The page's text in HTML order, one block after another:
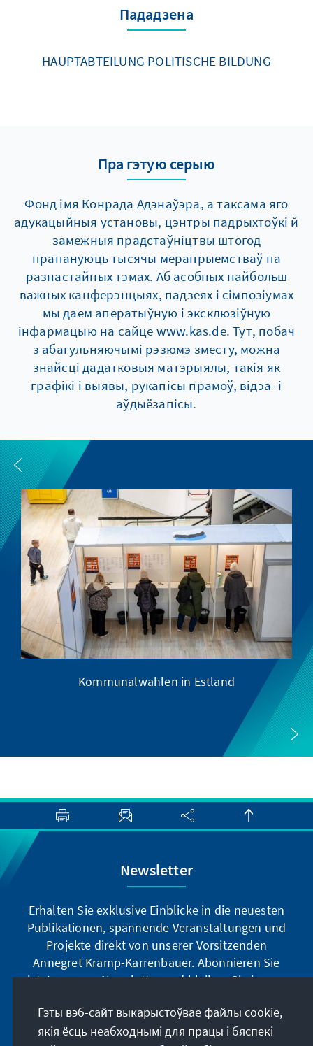
Пададзена
HAUPTABTEILUNG POLITISCHE BILDUNG
Пра гэтую серыю
Фонд імя Конрада Адэнаўэра, а таксама яго
адукацыйныя установы, цэнтры падрыхтоўкі й
замежныя прадстаўніцтвы штогод
прапануюць тысячы мерапрыемстваў па
разнастайных тэмах. Аб асобных найбольш
важных канферэнцыях, падзеях і сімпозіумах
мы даем аператыўную і эксклюзіўную
інфармацыю на сайце www.kas.de. Тут, побач
з абагульняючымі рэзюмэ зместу, можна
знайсці дадатковыя матэрыялы, такія як
графікі і выявы, рукапісы прамоў, відэа- і
аўдыёзапісы.
Kommunalwahlen in Estland
Newsletter
Erhalten Sie exklusive Einblicke in die neuesten
Publikationen, spannende Veranstaltungen und
Projekte direkt von unserer Vorsitzenden
Annegret Kramp-Karrenbauer. Abonnieren Sie
jetzt unseren Newsletter und bleiben Sie immer
Jetzt abonnieren
Гэты вэб-сайт выкарыстоўвае файлы cookie,
якія ёсць неабходнымі для працы і бяспекі